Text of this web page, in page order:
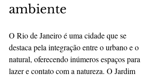
ambiente
O Rio de Janeiro é uma cidade que se
destaca pela integração entre o urbano e o
natural, oferecendo inúmeros espaços para
lazer e contato com a natureza. O Jardim